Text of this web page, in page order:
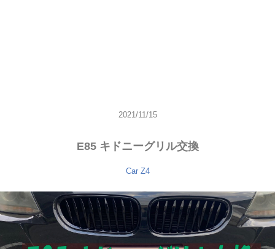
2021/11/15
E85 キドニーグリル交換
Car Z4